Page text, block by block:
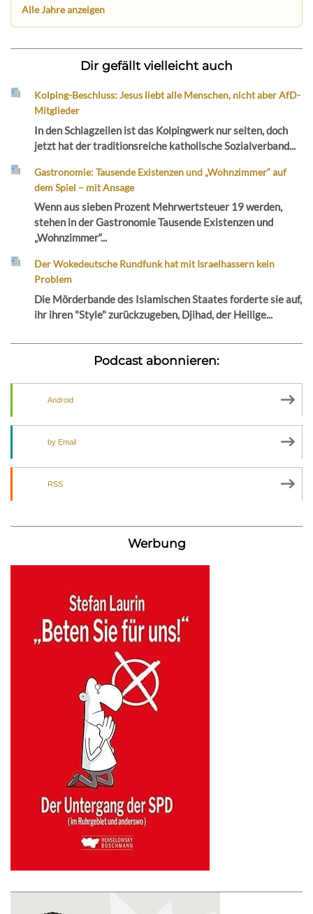
Alle Jahre anzeigen
Dir gefällt vielleicht auch
Kolping-Beschluss: Jesus liebt alle Menschen, nicht aber AfD-
Mitglieder
In den Schlagzeilen ist das Kolpingwerk nur selten, doch
jetzt hat der traditionsreiche katholische Sozialverband...
Gastronomie: Tausende Existenzen und „Wohnzimmer“ auf
dem Spiel – mit Ansage
Wenn aus sieben Prozent Mehrwertsteuer 19 werden,
stehen in der Gastronomie Tausende Existenzen und
„Wohnzimmer“...
Der Wokedeutsche Rundfunk hat mit Israelhassern kein
Problem
Die Mörderbande des Islamischen Staates forderte sie auf,
ihr ihren "Style" zurückzugeben, Djihad, der Heilige...
Podcast abonnieren:
Android
by Email
RSS
Werbung